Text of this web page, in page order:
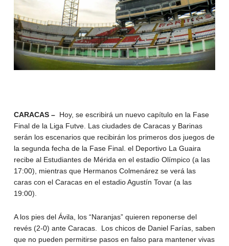
CARACAS – Hoy, se escribirá un nuevo capítulo en la Fase
Final de la Liga Futve. Las ciudades de Caracas y Barinas
serán los escenarios que recibirán los primeros dos juegos de
la segunda fecha de la Fase Final. el Deportivo La Guaira
recibe al Estudiantes de Mérida en el estadio Olímpico (a las
17:00), mientras que Hermanos Colmenárez se verá las
caras con el Caracas en el estadio Agustín Tovar (a las
19:00).
A los pies del Ávila, los “Naranjas” quieren reponerse del
revés (2-0) ante Caracas. Los chicos de Daniel Farías, saben
que no pueden permitirse pasos en falso para mantener vivas